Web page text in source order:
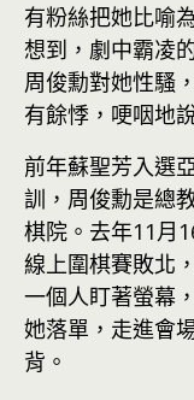
有粉絲把她比喻
想到，劇中霸凌
周俊勳對她性騷
有餘悸，哽咽地
前年蘇聖芳入選
訓，周俊勳是總
棋院。去年11月
線上圍棋賽敗北
一個人盯著螢幕
她落單，走進會
背。